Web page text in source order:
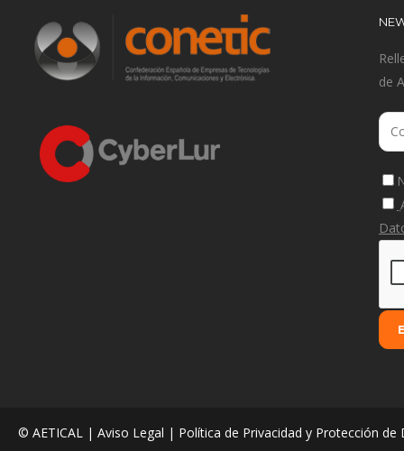
de
© AETICAL | Aviso Legal | Política de Privacidad y Protección de